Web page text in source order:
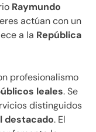
Raymundo
actúan con un
a la República
profesionalismo
leales. Se
distinguidos
destacado. El